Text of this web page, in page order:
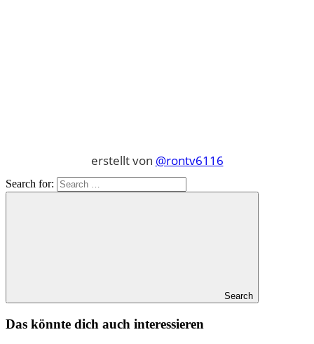
erstellt von @rontv6116
Search for:
Search
Das könnte dich auch interessieren